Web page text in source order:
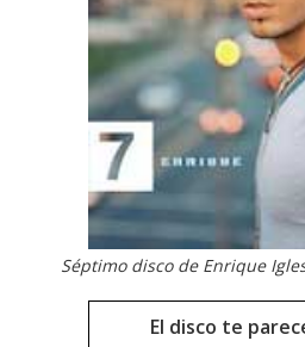
Séptimo disco de Enrique
El disco te